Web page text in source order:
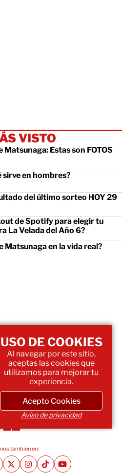
VISTO
Matsunaga: Estas son FOTOS
sirve en hombres?
del último sorteo HOY 29
de Spotify para elegir tu
La Velada del Año 6?
Matsunaga en la vida real?
también en:
USO DE COOKIES
Al navegar por este sitio,
aceptas las cookies que
utilizamos para mejorar tu
experiencia.
Acepto Cookies
Aviso de privacidad